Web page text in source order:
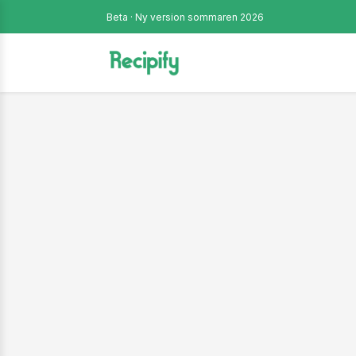
Beta · Ny version sommaren 2026